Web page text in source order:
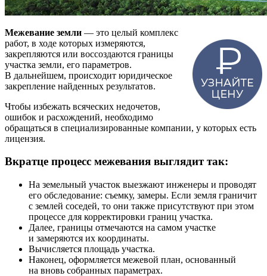
Межевание земли — это целый комплекс
работ, в ходе которых измеряются,
закрепляются или воссоздаются границы
участка земли, его параметров.
В дальнейшем, происходит юридическое
закрепление найденных результатов.
Чтобы избежать всяческих недочетов,
ошибок и расхождений, необходимо
обращаться в специализированные компании, у которых есть
лицензия.
Вкратце процесс межевания выглядит так:
На земельный участок выезжают инженеры и проводят
его обследование: съемку, замеры. Если земля граничит
с землей соседей, то они также присутствуют при этом
процессе для корректировки границ участка.
Далее, границы отмечаются на самом участке
и замеряются их координаты.
Вычисляется площадь участка.
Наконец, оформляется межевой план, основанный
на вновь собранных параметрах.